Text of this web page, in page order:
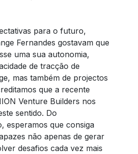
para o futuro,
Fernandes gostavam que
uma sua autonomia,
de tracção de
mas também de projectos
que a recente
Venture Builders nos
sentido. Do
esperamos que consiga
não apenas de gerar
desafios cada vez mais